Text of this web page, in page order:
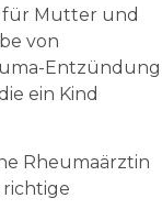
für Mutter und
von
Entzündung
ein Kind
Rheumaärztin